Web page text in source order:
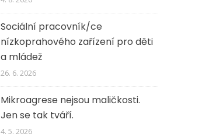
Sociální pracovník/ce
nízkoprahového zařízení pro děti
a mládež
26. 6. 2026
Mikroagrese nejsou maličkosti.
Jen se tak tváří.
4. 5. 2026